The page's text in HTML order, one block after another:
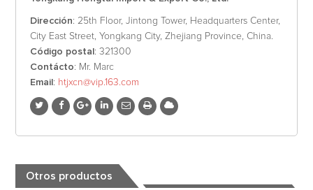
Dirección: 25th Floor, Jintong Tower, Headquarters Center,
City East Street, Yongkang City, Zhejiang Province, China.
Código postal : 321300
Contácto: Mr. Marc
Email : htjxcn@vip.163.com
Otros productos